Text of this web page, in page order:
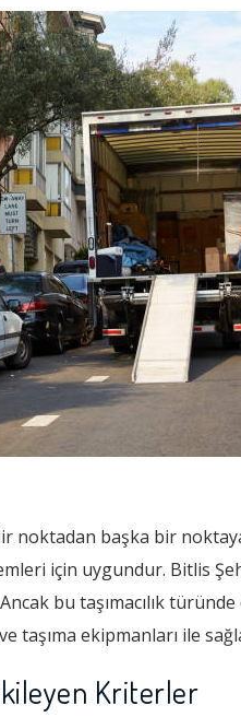
noktadan başka bir
için uygundur. Bitlis
bu taşımacılık
taşıma ekipmanları ile
Kriterler